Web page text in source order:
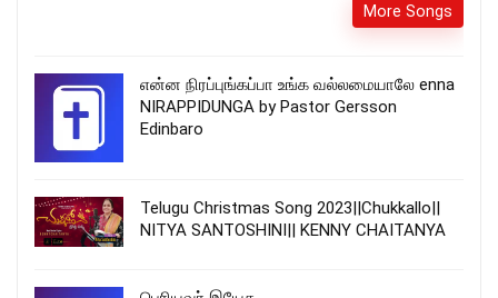
More Songs
என்ன நிரப்புங்கப்பா உங்க வல்லமையாலே enna
NIRAPPIDUNGA by Pastor Gersson
Edinbaro
Telugu Christmas Song 2023||Chukkallo||
NITYA SANTOSHINI|| KENNY CHAITANYA